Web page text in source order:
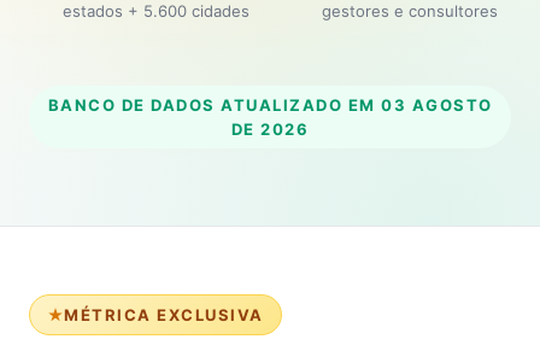
estados + 5.600 cidades gestores e consultores
BANCO DE DADOS ATUALIZADO EM 03 AGOSTO
DE 2026
MÉTRICA EXCLUSIVA